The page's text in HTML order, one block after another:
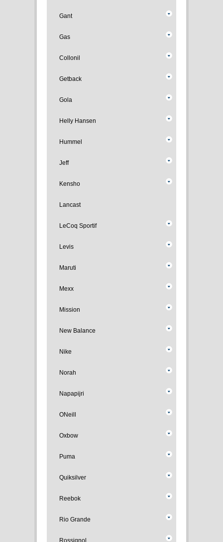
Gant
Gas
Collonil
Getback
Gola
Helly Hansen
Hummel
Jeff
Kensho
Lancast
LeCoq Sportif
Levis
Maruti
Mexx
Mission
New Balance
Nike
Norah
Napapijri
ONeill
Oxbow
Puma
Quiksilver
Reebok
Rio Grande
Rossignol